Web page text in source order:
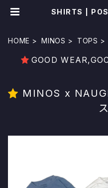
SHIRTS |
HOME MINOS TOPS
GOOD
MINOS x